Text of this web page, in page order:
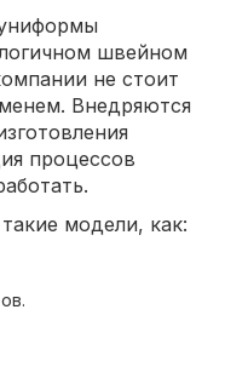
швейном
не стоит
Внедряются
процессов
модели, как: